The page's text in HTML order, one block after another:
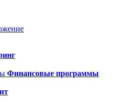
Финансовые программы